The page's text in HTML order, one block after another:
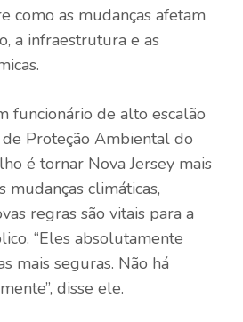
como as mudanças afetam
a infraestrutura e as
funcionário de alto escalão
Proteção Ambiental do
é tornar Nova Jersey mais
mudanças climáticas,
regras são vitais para a
“Eles absolutamente
mais seguras. Não há
disse ele.